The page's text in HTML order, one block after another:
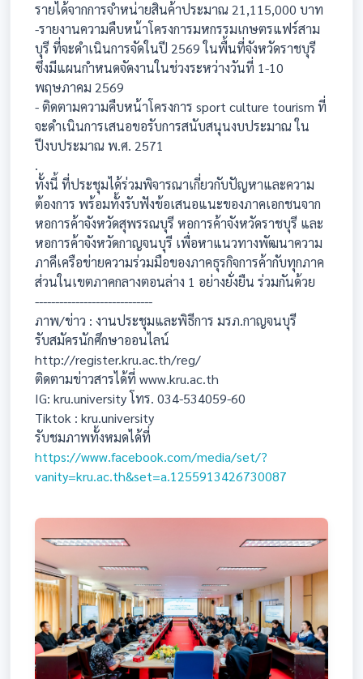
รายได้จากการจำหน่ายสินค้าประมาณ 21,115,000 บาท
-รายงานความคืบหน้าโครงการมหกรรมเกษตรแฟร์สาม
บุรี ที่จะดำเนินการจัดในปี 2569 ในพื้นที่จังหวัดราชบุรี
ซึ่งมีแผนกำหนดจัดงานในช่วงระหว่างวันที่ 1-10
พฤษภาคม 2569
- ติดตามความคืบหน้าโครงการ sport culture tourism ที่
จะดำเนินการเสนอขอรับการสนับสนุนงบประมาณ ใน
ปีงบประมาณ พ.ศ. 2571
.
ทั้งนี้ ที่ประชุมได้ร่วมพิจารณาเกี่ยวกับปัญหาและความ
ต้องการ พร้อมทั้งรับฟังข้อเสนอแนะของภาคเอกชนจาก
หอการค้าจังหวัดสุพรรณบุรี หอการค้าจังหวัดราชบุรี และ
หอการค้าจังหวัดกาญจนบุรี เพื่อหาแนวทางพัฒนาความ
ภาคีเครือข่ายความร่วมมือของภาคธุรกิจการค้ากับทุกภาค
ส่วนในเขตภาคกลางตอนล่าง 1 อย่างยั่งยืน ร่วมกันด้วย
-----------------------------
ภาพ/ข่าว : งานประชุมและพิธีการ มรภ.กาญจนบุรี
รับสมัครนักศึกษาออนไลน์
http://register.kru.ac.th/reg/
ติดตามข่าวสารได้ที่ www.kru.ac.th
IG: kru.university โทร. 034-534059-60
Tiktok : kru.university
รับชมภาพทั้งหมดได้ที่
https://www.facebook.com/media/set/?
vanity=kru.ac.th&set=a.1255913426730087